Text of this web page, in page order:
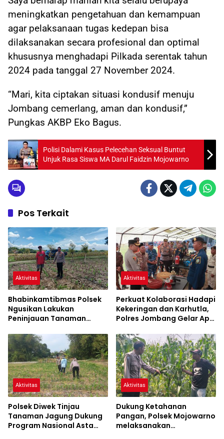
meningkatkan pengetahuan dan kemampuan
agar pelaksanaan tugas kedepan bisa
dilaksanakan secara profesional dan optimal
khususnya menghadapi Pilkada serentak tahun
2024 pada tanggal 27 November 2024.
“Mari, kita ciptakan situasi kondusif menuju
Jombang cemerlang, aman dan kondusif,”
Pungkas AKBP Eko Bagus.
Polisi Dalami Kasus Pelecehan Seksual Buntut
Unjuk Rasa Siswa MA Darul Faidzin Mojowarno
Pos Terkait
Aktivitas
Bhabinkamtibmas Polsek
Ngusikan Lakukan
Peninjauan Tanaman
Mendukung Ketahanan
Pangan
Aktivitas
Perkuat Kolaborasi Hadapi
Kekeringan dan Karhutla,
Polres Jombang Gelar Apel
Aktivitas
Polsek Diwek Tinjau
Tanaman Jagung Dukung
Program Nasional Asta
Aktivitas
Dukung Ketahanan
Pangan, Polsek Mojowarno
melaksanakan